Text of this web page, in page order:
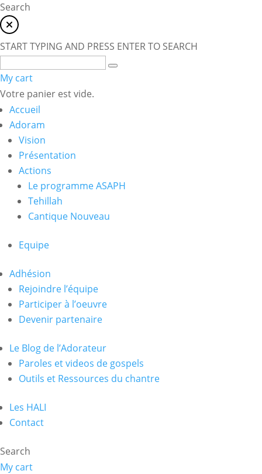
Search
START TYPING AND PRESS ENTER TO SEARCH
My cart
Votre panier est vide.
Accueil
Adoram
Vision
Présentation
Actions
Le programme ASAPH
Tehillah
Cantique Nouveau
Equipe
Adhésion
Rejoindre l’équipe
Participer à l’oeuvre
Devenir partenaire
Le Blog de l’Adorateur
Paroles et videos de gospels
Outils et Ressources du chantre
Les HALI
Contact
Search
My cart